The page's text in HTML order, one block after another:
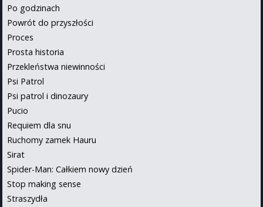
Po godzinach
Powrót do przyszłości
Proces
Prosta historia
Przekleństwa niewinności
Psi Patrol
Psi patrol i dinozaury
Pucio
Requiem dla snu
Ruchomy zamek Hauru
Sirat
Spider-Man: Całkiem nowy dzień
Stop making sense
Straszydła